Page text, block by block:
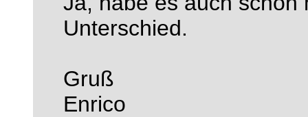
Unterschied.
Gruß
Enrico